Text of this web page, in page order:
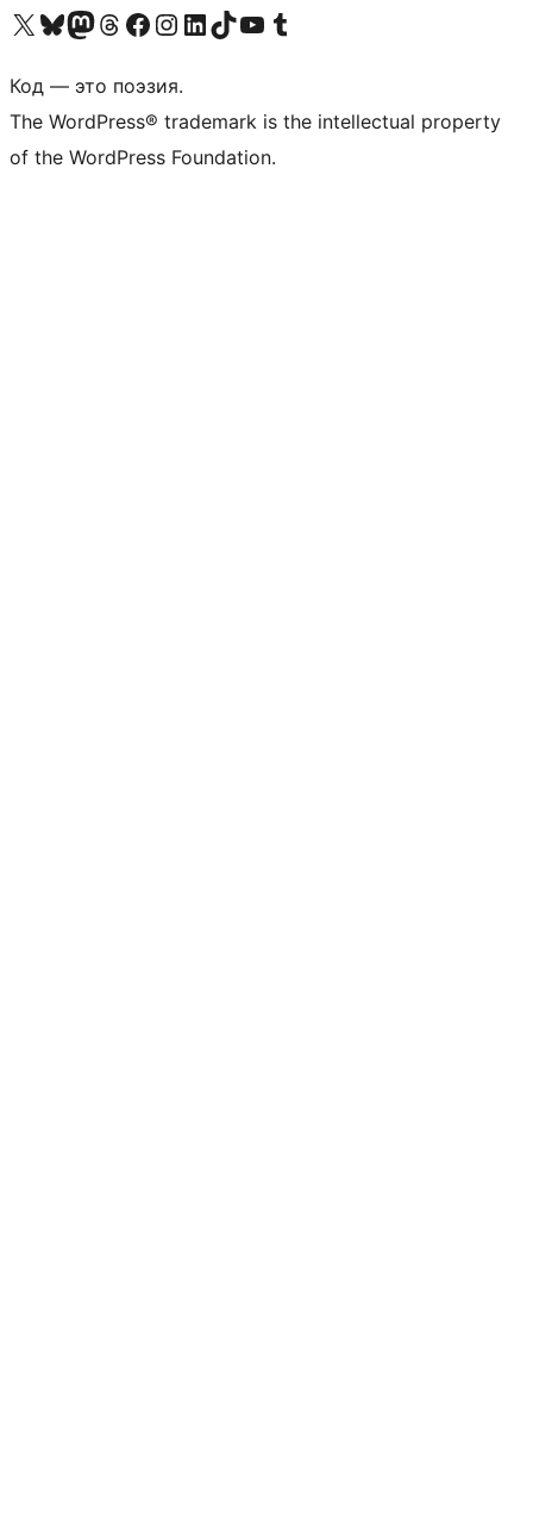
Посетите нас в X (ранее Twitter)
Посетите нашу учётную запись в Bluesky
Посетите нашу ленту в Mastodon
Посетите нашу учётную запись в Threads
Посетите нашу страницу на Facebook
Посетите наш Instagram
Посетите нашу страницу в LinkedIn
Посетите нашу учётную запись в TikTok
Посетите наш канал YouTube
Посетите нашу учётную запись в Tumblr
Код — это поэзия.
The WordPress® trademark is the intellectual property
of the WordPress Foundation.